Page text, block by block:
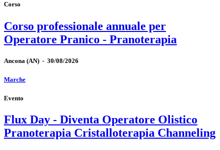
Corso
Corso professionale annuale per
Operatore Pranico - Pranoterapia
Ancona (AN) - 30/08/2026
Marche
Evento
Flux Day - Diventa Operatore Olistico
Pranoterapia Cristalloterapia Channeling